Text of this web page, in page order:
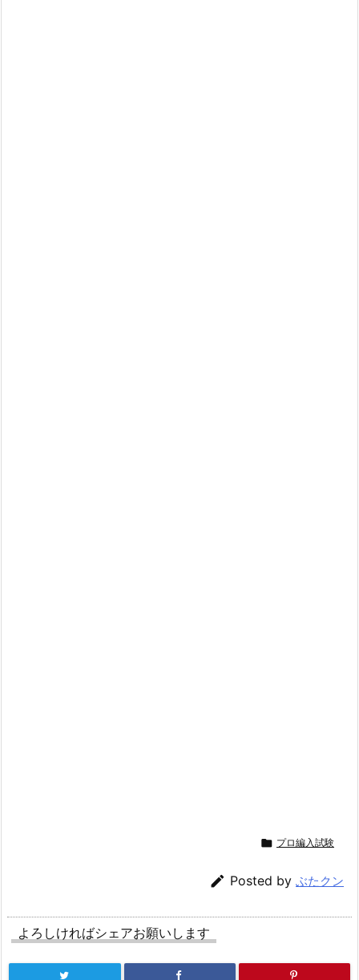
 プロ編入試験
 Posted by ぶたクン
よろしければシェアお願いします